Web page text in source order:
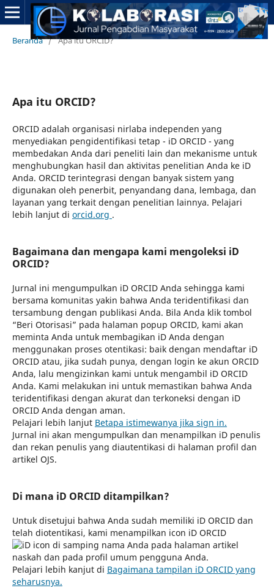
Beranda / Apa itu ORCID?
Apa itu ORCID?
ORCID adalah organisasi nirlaba independen yang
menyediakan pengidentifikasi tetap - iD ORCID - yang
membedakan Anda dari peneliti lain dan mekanisme untuk
menghubungkan hasil dan aktivitas penelitian Anda ke iD
Anda. ORCID terintegrasi dengan banyak sistem yang
digunakan oleh penerbit, penyandang dana, lembaga, dan
layanan yang terkait dengan penelitian lainnya. Pelajari
lebih lanjut di orcid.org .
Bagaimana dan mengapa kami mengoleksi iD
ORCID?
Jurnal ini mengumpulkan iD ORCID Anda sehingga kami
bersama komunitas yakin bahwa Anda teridentifikasi dan
tersambung dengan publikasi Anda. Bila Anda klik tombol
“Beri Otorisasi” pada halaman popup ORCID, kami akan
meminta Anda untuk membagikan iD Anda dengan
menggunakan proses otentikasi: baik dengan mendaftar iD
ORCID atau, jika sudah punya, dengan login ke akun ORCID
Anda, lalu mengizinkan kami untuk mengambil iD ORCID
Anda. Kami melakukan ini untuk memastikan bahwa Anda
teridentifikasi dengan akurat dan terkoneksi dengan iD
ORCID Anda dengan aman.
Pelajari lebih lanjut Betapa istimewanya jika sign in.
Jurnal ini akan mengumpulkan dan menampilkan iD penulis
dan rekan penulis yang diautentikasi di halaman profil dan
artikel OJS.
Di mana iD ORCID ditampilkan?
Untuk disetujui bahwa Anda sudah memiliki iD ORCID dan
telah diotentikasi, kami menampilkan icon iD ORCID
di samping nama Anda pada halaman artikel
naskah dan pada profil umum pengguna Anda.
Pelajari lebih kanjut di Bagaimana tampilan iD ORCID yang
seharusnya.